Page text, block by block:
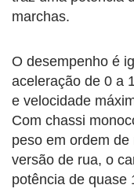
marchas.
O desempenho é
aceleração de 0 a
e velocidade
Com chassi
peso em ordem
versão de rua, o
potência de quase